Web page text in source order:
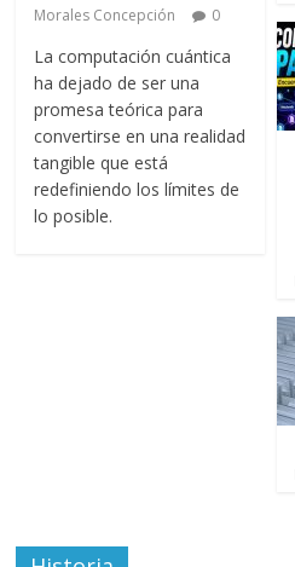
Morales Concepción
0
La computación cuántica
ha dejado de ser una
promesa teórica para
convertirse en una realidad
tangible que está
redefiniendo los límites de
lo posible.